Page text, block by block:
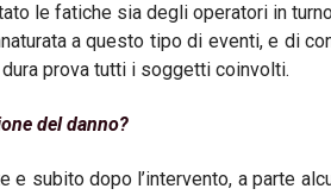
le fatiche sia degli operatori in
a questo tipo di eventi, e di
prova tutti i soggetti coinvolti.
del danno?
e subito dopo l’intervento, a parte